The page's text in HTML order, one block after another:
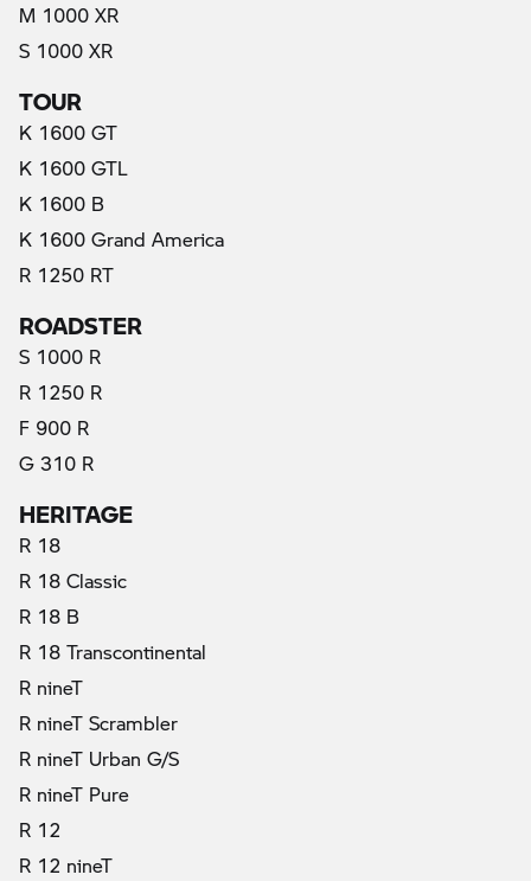
M 1000 XR
S 1000 XR
TOUR
K 1600 GT
K 1600 GTL
K 1600 B
K 1600 Grand America
R 1250 RT
ROADSTER
S 1000 R
R 1250 R
F 900 R
G 310 R
HERITAGE
R 18
R 18 Classic
R 18 B
R 18 Transcontinental
R nineT
R nineT Scrambler
R nineT Urban G/S
R nineT Pure
R 12
R 12 nineT